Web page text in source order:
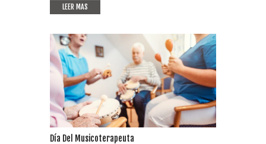
LEER MAS
Día Del Musicoterapeuta